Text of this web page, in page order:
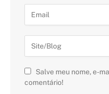
Salve meu nome, e-
comentário!